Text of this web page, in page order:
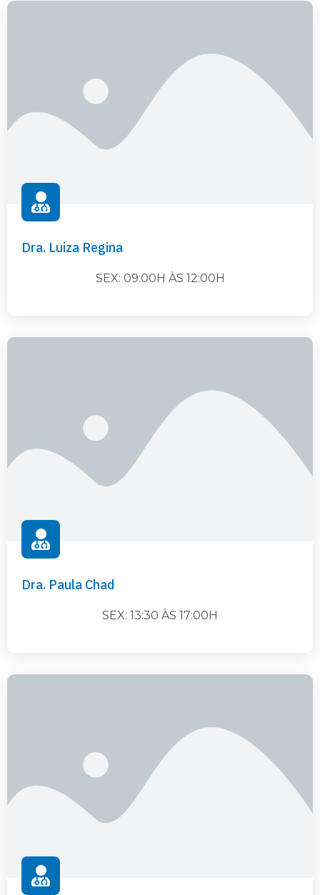
Dra. Luiza Regina
SEX: 09:00H ÀS 12:00H
Dra. Paula Chad
SEX: 13:30 ÀS 17:00H